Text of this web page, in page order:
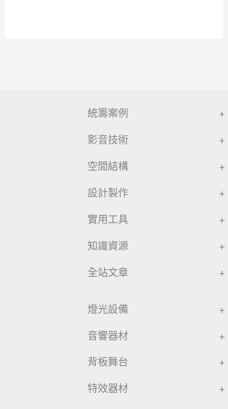
統籌案例 +
影音技術 +
空間結構 +
設計製作 +
實用工具 +
知識資源 +
全站文章 +
燈光設備 +
音響器材 +
背板舞台 +
特效器材 +